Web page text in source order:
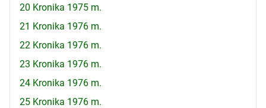
20 Kronika 1975 m.
21 Kronika 1976 m.
22 Kronika 1976 m.
23 Kronika 1976 m.
24 Kronika 1976 m.
25 Kronika 1976 m.